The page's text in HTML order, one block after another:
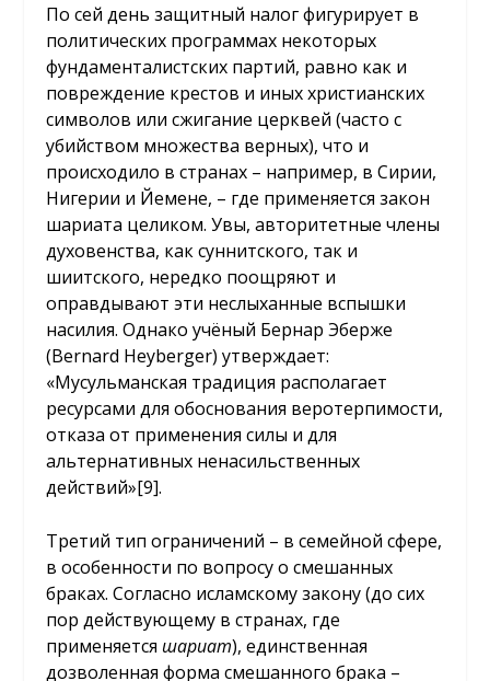
По сей день защитный налог фигурирует в
политических программах некоторых
фундаменталистских партий, равно как и
повреждение крестов и иных христианских
символов или сжигание церквей (часто с
убийством множества верных), что и
происходило в странах – например, в Сирии,
Нигерии и Йемене, – где применяется закон
шариата целиком. Увы, авторитетные члены
духовенства, как суннитского, так и
шиитского, нередко поощряют и
оправдывают эти неслыханные вспышки
насилия. Однако учёный Бернар Эберже
(Bernard Heyberger) утверждает:
«Мусульманская традиция располагает
ресурсами для обоснования веротерпимости,
отказа от применения силы и для
альтернативных ненасильственных
действий»[9].
Третий тип ограничений – в семейной сфере,
в особенности по вопросу о смешанных
браках. Согласно исламскому закону (до сих
пор действующему в странах, где
применяется шариат), единственная
дозволенная форма смешанного брака –